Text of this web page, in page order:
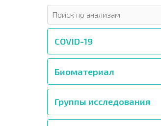
COVID-19
Биоматериал
Группы исследования